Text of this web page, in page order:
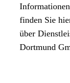
finden Sie
über
Dortmund